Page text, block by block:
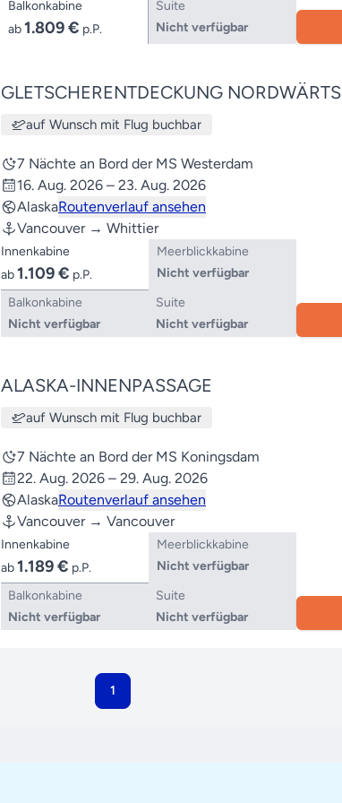
Balkonkabine
ab1.809 € p.P.
Suite
Nicht verfügbar
GLETSCHERENTDECKUNG NORDWÄRTS
auf Wunsch mit Flug buchbar
7 Nächte an Bord der MS Westerdam
16. Aug. 2026 – 23. Aug. 2026
AlaskaRoutenverlauf ansehen
Vancouver → Whittier
Innenkabine
ab1.109 € p.P.
Meerblickkabine
Nicht verfügbar
Balkonkabine
Nicht verfügbar
Suite
Nicht verfügbar
ALASKA-INNENPASSAGE
auf Wunsch mit Flug buchbar
7 Nächte an Bord der MS Koningsdam
22. Aug. 2026 – 29. Aug. 2026
AlaskaRoutenverlauf ansehen
Vancouver → Vancouver
Innenkabine
ab1.189 € p.P.
Meerblickkabine
Nicht verfügbar
Balkonkabine
Nicht verfügbar
Suite
Nicht verfügbar
1